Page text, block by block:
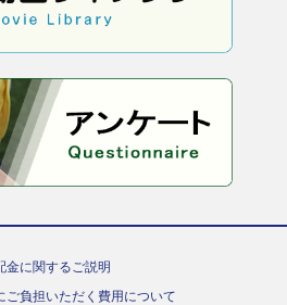
金に関するご説明
負担いただく費用について